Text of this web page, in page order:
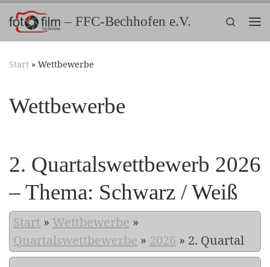
Zum Inhalt springen– FFC-Bechhofen e.V.
Search
Start » Wettbewerbe
Wettbewerbe
2. Quartalswettbewerb 2026
– Thema: Schwarz / Weiß
Start » Wettbewerbe »
Quartalswettbewerbe » 2026 » 2. Quartal